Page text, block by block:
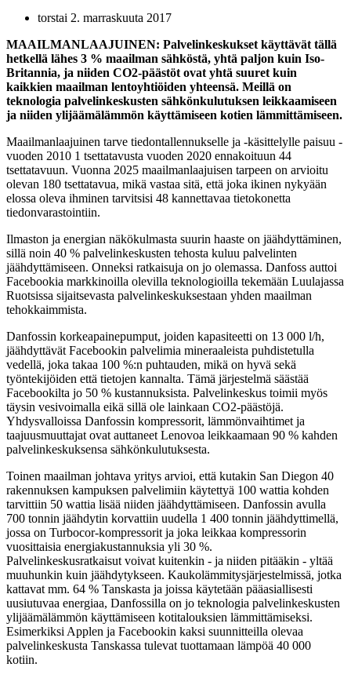
torstai 2. marraskuuta 2017
MAAILMANLAAJUINEN: Palvelinkeskukset käyttävät tällä
hetkellä lähes 3 % maailman sähköstä, yhtä paljon kuin Iso-
Britannia, ja niiden CO2-päästöt ovat yhtä suuret kuin
kaikkien maailman lentoyhtiöiden yhteensä. Meillä on
teknologia palvelinkeskusten sähkönkulutuksen leikkaamiseen
ja niiden ylijäämälämmön käyttämiseen kotien lämmittämiseen.
Maailmanlaajuinen tarve tiedontallennukselle ja -käsittelylle paisuu -
vuoden 2010 1 tsettatavusta vuoden 2020 ennakoituun 44
tsettatavuun. Vuonna 2025 maailmanlaajuisen tarpeen on arvioitu
olevan 180 tsettatavua, mikä vastaa sitä, että joka ikinen nykyään
elossa oleva ihminen tarvitsisi 48 kannettavaa tietokonetta
tiedonvarastointiin.
Ilmaston ja energian näkökulmasta suurin haaste on jäähdyttäminen,
sillä noin 40 % palvelinkeskusten tehosta kuluu palvelinten
jäähdyttämiseen. Onneksi ratkaisuja on jo olemassa. Danfoss auttoi
Facebookia markkinoilla olevilla teknologioilla tekemään Luulajassa
Ruotsissa sijaitsevasta palvelinkeskuksestaan yhden maailman
tehokkaimmista.
Danfossin korkeapainepumput, joiden kapasiteetti on 13 000 l/h,
jäähdyttävät Facebookin palvelimia mineraaleista puhdistetulla
vedellä, joka takaa 100 %:n puhtauden, mikä on hyvä sekä
työntekijöiden että tietojen kannalta. Tämä järjestelmä säästää
Facebookilta jo 50 % kustannuksista. Palvelinkeskus toimii myös
täysin vesivoimalla eikä sillä ole lainkaan CO2-päästöjä.
Yhdysvalloissa Danfossin kompressorit, lämmönvaihtimet ja
taajuusmuuttajat ovat auttaneet Lenovoa leikkaamaan 90 % kahden
palvelinkeskuksensa sähkönkulutuksesta.
Toinen maailman johtava yritys arvioi, että kutakin San Diegon 40
rakennuksen kampuksen palvelimiin käytettyä 100 wattia kohden
tarvittiin 50 wattia lisää niiden jäähdyttämiseen. Danfossin avulla
700 tonnin jäähdytin korvattiin uudella 1 400 tonnin jäähdyttimellä,
jossa on Turbocor-kompressorit ja joka leikkaa kompressorin
vuosittaisia energiakustannuksia yli 30 %.
Palvelinkeskusratkaisut voivat kuitenkin - ja niiden pitääkin - yltää
muuhunkin kuin jäähdytykseen. Kaukolämmitysjärjestelmissä, jotka
kattavat mm. 64 % Tanskasta ja joissa käytetään pääasiallisesti
uusiutuvaa energiaa, Danfossilla on jo teknologia palvelinkeskusten
ylijäämälämmön käyttämiseen kotitalouksien lämmittämiseksi.
Esimerkiksi Applen ja Facebookin kaksi suunnitteilla olevaa
palvelinkeskusta Tanskassa tulevat tuottamaan lämpöä 40 000
kotiin.